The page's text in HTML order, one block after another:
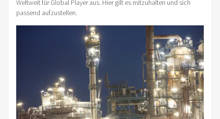
Weltweit für Global Player aus. Hier gilt es mitzuhalten und sich
passend aufzustellen.